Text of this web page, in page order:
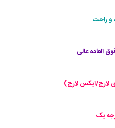
و راحت
العاده عالی
لارج/ایکس لارج)
یک